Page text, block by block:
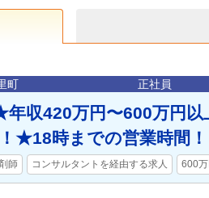
町 正社員
収420万円〜600万円以
★18時までの営業時間！
師 コンサルタントを経由する求人 600